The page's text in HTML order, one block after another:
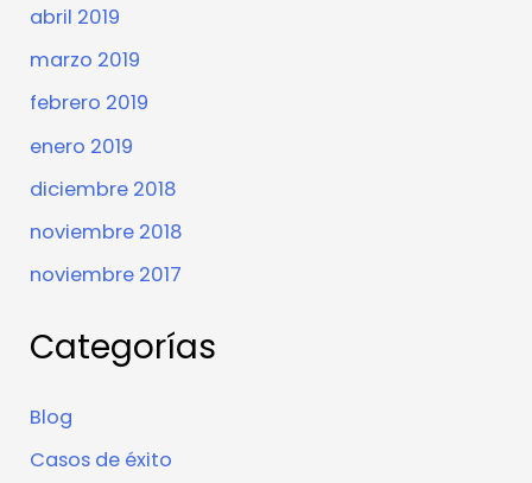
abril 2019
marzo 2019
febrero 2019
enero 2019
diciembre 2018
noviembre 2018
noviembre 2017
Categorías
Blog
Casos de éxito